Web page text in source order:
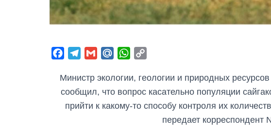
c
e
b
l
e
g
G
a
l
M
i
l
.
W
a
t
s
p
y
L
Министр экологии, геологии и природных
сообщил, что вопрос касательно популяции
прийти к какому-то способу контроля их
передает корреспондент